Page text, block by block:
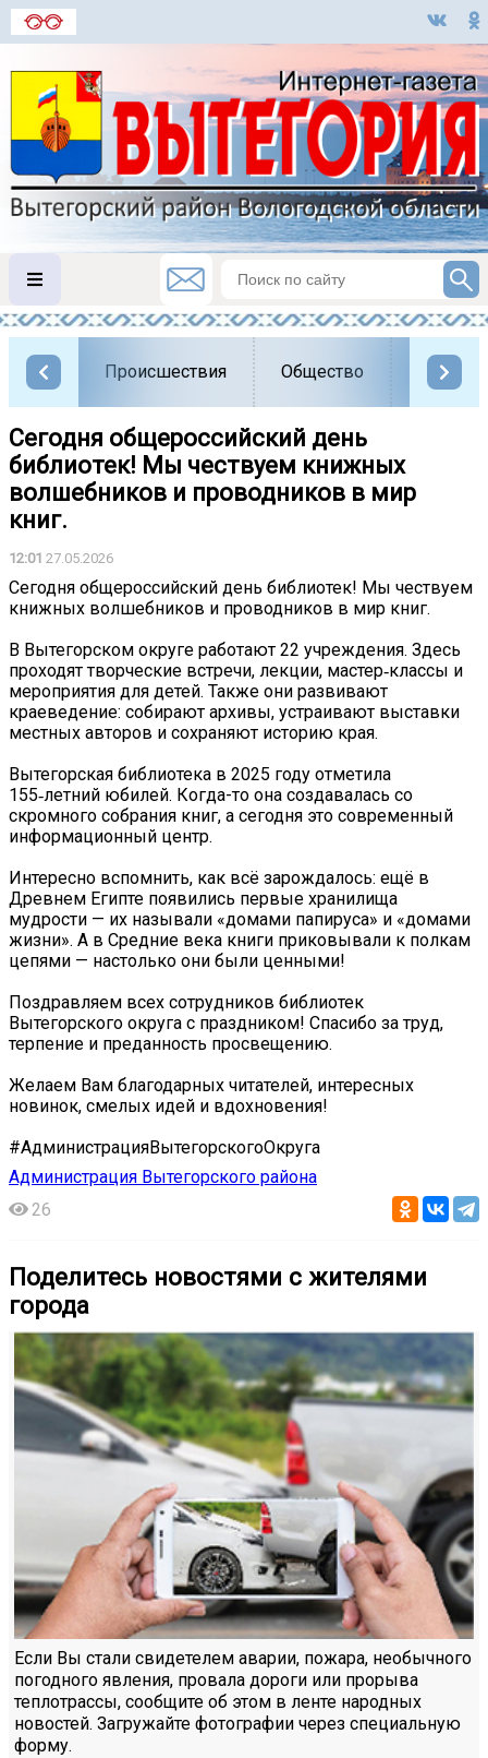
Происшествия Общество Власть
Сегодня общероссийский день
библиотек! Мы чествуем книжных
волшебников и проводников в мир
книг.
12:01 27.05.2026
Сегодня общероссийский день библиотек! Мы чествуем
книжных волшебников и проводников в мир книг.
В Вытегорском округе работают 22 учреждения. Здесь
проходят творческие встречи, лекции, мастер‑классы и
мероприятия для детей. Также они развивают
краеведение: собирают архивы, устраивают выставки
местных авторов и сохраняют историю края.
Вытегорская библиотека в 2025 году отметила
155‑летний юбилей. Когда-то она создавалась со
скромного собрания книг, а сегодня это современный
информационный центр.
Интересно вспомнить, как всё зарождалось: ещё в
Древнем Египте появились первые хранилища
мудрости — их называли «домами папируса» и «домами
жизни». А в Средние века книги приковывали к полкам
цепями — настолько они были ценными!
Поздравляем всех сотрудников библиотек
Вытегорского округа с праздником! Спасибо за труд,
терпение и преданность просвещению.
Желаем Вам благодарных читателей, интересных
новинок, смелых идей и вдохновения!
#АдминистрацияВытегорскогоОкруга
Администрация Вытегорского района
26
Поделитесь новостями с жителями
города
Если Вы стали свидетелем аварии, пожара, необычного
погодного явления, провала дороги или прорыва
теплотрассы, сообщите об этом в ленте народных
новостей. Загружайте фотографии через специальную
форму.